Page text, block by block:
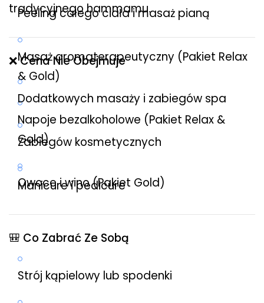
Peeling całego ciała i masaż pianą
Masaż aromaterapeutyczny (Pakiet Relax
& Gold)
Napoje bezalkoholowe (Pakiet Relax &
Gold)
Owoce i wino (Pakiet Gold)
tradycyjnego hammamu.
❌ Cena Nie Obejmuje
Dodatkowych masaży i zabiegów spa
Zabiegów kosmetycznych
Manicure i pedicure
🎒 Co Zabrać Ze Sobą
Strój kąpielowy lub spodenki